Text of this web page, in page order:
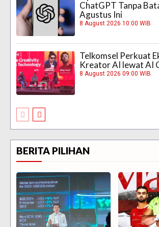
ChatGPT Tanpa
Agustus Ini
8 August 2026 10:00 WIB
Telkomsel Perkuat
Kreator AI lewat AI
8 August 2026 09:00 WIB
BERITA PILIHAN